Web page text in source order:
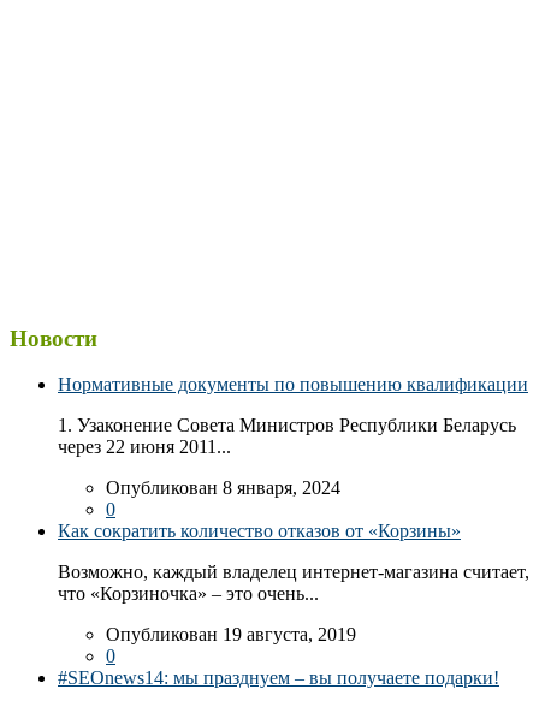
Новости
Нормативные документы по повышению квалификации
1. Узаконение Совета Министров Республики Беларусь
через 22 июня 2011...
Опубликован 8 января, 2024
0
Как сократить количество отказов от «Корзины»
Возможно, каждый владелец интернет-магазина считает,
что «Корзиночка» – это очень...
Опубликован 19 августа, 2019
0
#SEOnews14: мы празднуем – вы получаете подарки!